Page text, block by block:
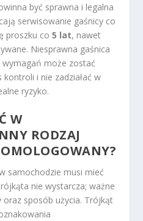
być sprawna i legalna
serwisowanie gaśnicy co
proszku co5 lat, nawet
Niesprawna gaśnica
wymagań może zostać
i nie zadziałać w
ryzyko.
W
RODZAJ
samochodzie musi mieć
nie wystarcza; ważne
sposób użycia. Trójkąt